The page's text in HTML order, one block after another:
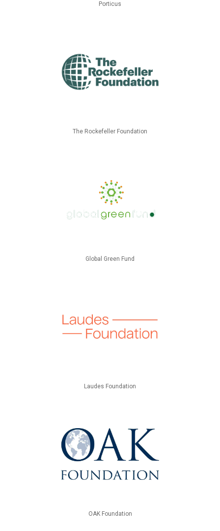
Porticus
The Rockefeller Foundation
Global Green Fund
Laudes Foundation
OAK Foundation